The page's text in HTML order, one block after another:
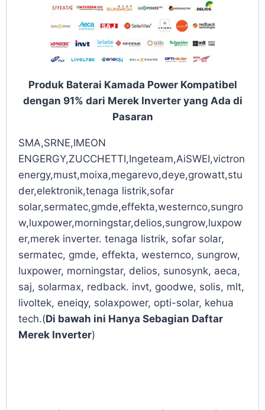
Produk Baterai Kamada Power Kompatibel
dengan 91% dari Merek Inverter yang Ada di
Pasaran
SMA,SRNE,IMEON
ENGERGY,ZUCCHETTI,Ingeteam,AiSWEI,victron
energy,must,moixa,megarevo,deye,growatt,stu
der,elektronik,tenaga listrik,sofar
solar,sermatec,gmde,effekta,westernco,sungro
w,luxpower,morningstar,delios,sungrow,luxpow
er,merek inverter. tenaga listrik, sofar solar,
sermatec, gmde, effekta, westernco, sungrow,
luxpower, morningstar, delios, sunosynk, aeca,
saj, solarmax, redback. invt, goodwe, solis, mlt,
livoltek, eneiqy, solaxpower, opti-solar, kehua
tech.(Di bawah ini Hanya Sebagian Daftar
Merek Inverter)